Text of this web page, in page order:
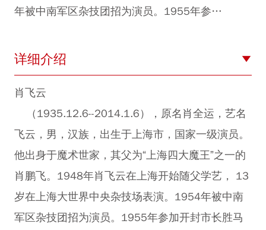
年被中南军区杂技团招为演员。1955年参…
详细介绍
肖飞云
（1935.12.6--2014.1.6），原名肖全运，艺名
飞云，男，汉族，出生于上海市，国家一级演员。
他出身于魔术世家，其父为“上海四大魔王”之一的
肖鹏飞。1948年肖飞云在上海开始随父学艺， 13
岁在上海大世界中央杂技场表演。1954年被中南
军区杂技团招为演员。1955年参加开封市长胜马